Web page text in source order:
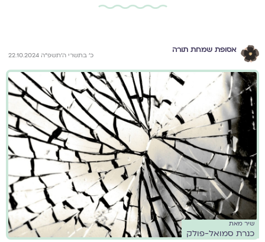
אסופת שמחת תורה
כ׳ בתשרי ה׳תשפ״ה 22.10.2024
שיר מאת
כנרת סמואל-פולק